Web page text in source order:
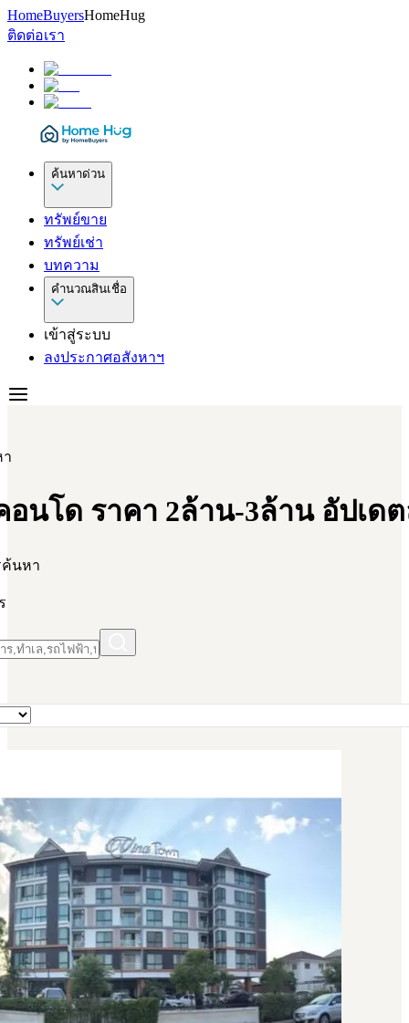
HomeBuyersHomeHug
ติดต่อเรา
ค้นหาด่วน
ทรัพย์ขาย
ทรัพย์เช่า
บทความ
คำนวณสินเชื่อ
เข้าสู่ระบบ
ลงประกาศอสังหาฯ
อัปเดตล่าสุด